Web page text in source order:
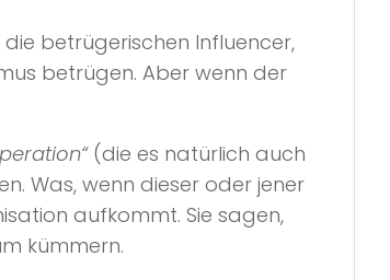
betrügerischen Influencer,
betrügen. Aber wenn der
(die es natürlich auch
Was, wenn dieser oder jener
aufkommt. Sie sagen,
kümmern.